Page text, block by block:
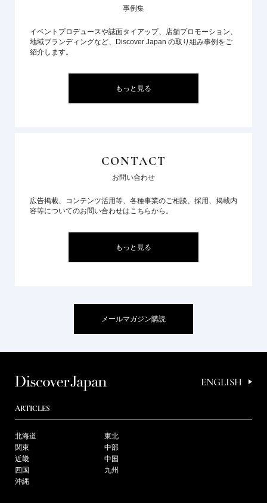
事例集
イベントプロデュースや誌面タイアップ、店舗プロモーション、
地域ブランディングなど、Discover Japan の取り組み事例をご
紹介します。
もっと見る
CONTACT
お問い合わせ
広告掲載、コンテンツ活用等、各種事業のご相談、採用、掲載内
容等についてのお問い合わせはこちらから。
もっと見る
メールマガジン購読
ENGLISH
ARTICLES
北海道
東北
関東
中部
近畿
中国
四国
九州
沖縄